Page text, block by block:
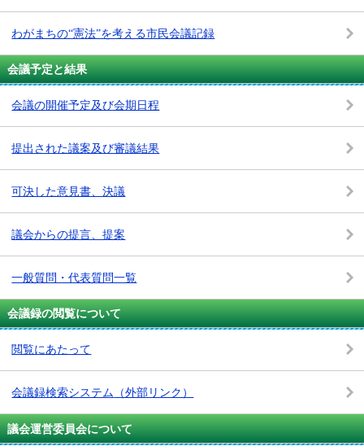
わがまちの“憲法”を考える市民会議記録
会議予定と結果
会議の開催予定及び会期日程
提出された議案及び審議結果
可決した意見書、決議
議会からの提言、提案
一般質問・代表質問一覧
会議録の閲覧について
閲覧にあたって
会議録検索システム （外部リンク）
議会運営委員会について